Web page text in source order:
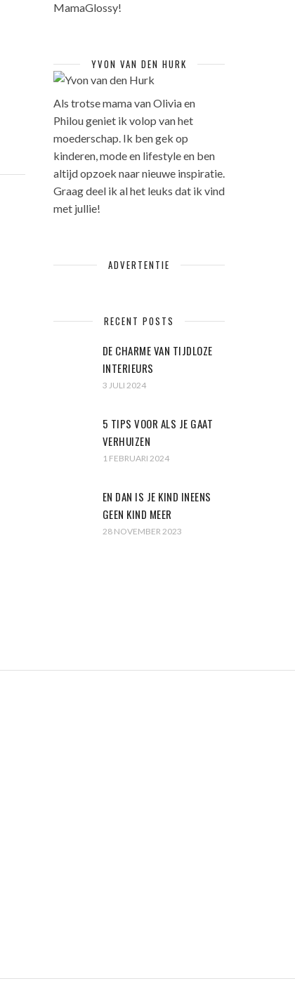
MamaGlossy!
YVON VAN DEN HURK
Als trotse mama van Olivia en
Philou geniet ik volop van het
moederschap. Ik ben gek op
kinderen, mode en lifestyle en ben
altijd opzoek naar nieuwe inspiratie.
Graag deel ik al het leuks dat ik vind
met jullie!
ADVERTENTIE
RECENT POSTS
DE CHARME VAN TIJDLOZE
INTERIEURS
3 JULI 2024
5 TIPS VOOR ALS JE GAAT
VERHUIZEN
1 FEBRUARI 2024
EN DAN IS JE KIND INEENS
GEEN KIND MEER
28 NOVEMBER 2023